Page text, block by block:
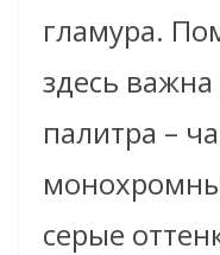
гламура.
здесь
палитра –
серые